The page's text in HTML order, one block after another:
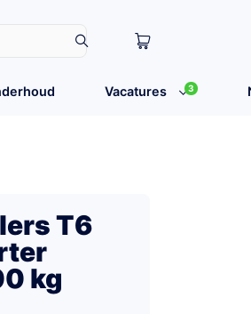
Vacatures 3
T6
kg